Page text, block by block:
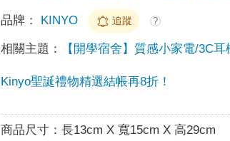
品牌： KINYO 追蹤 ?
相關主題： 【開學宿舍】質感小家電/3C
Kinyo聖誕禮物精選結帳再8折！
商品尺寸：長13cm X 寬15cm X 高29cm